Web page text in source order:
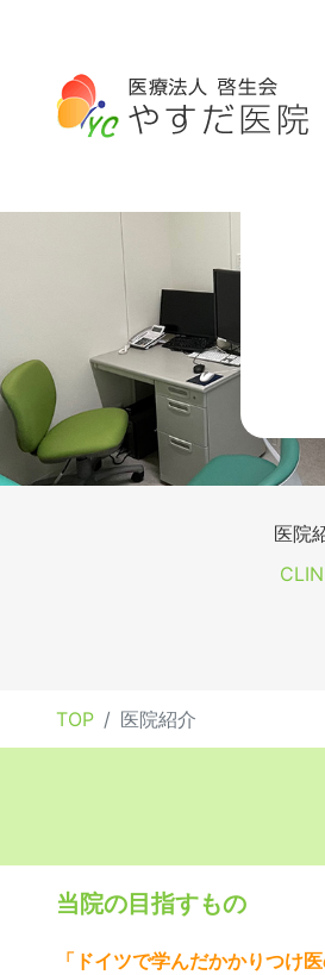
医院
TOP 医院紹介
当院の目指すもの
「ドイツで学んだかかりつけ